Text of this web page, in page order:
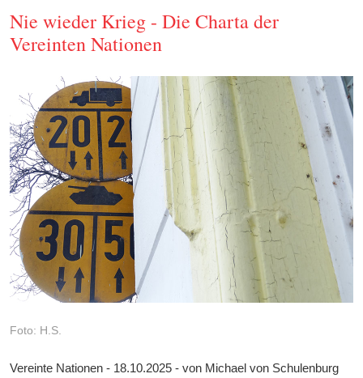
Nie wieder Krieg - Die Charta der
Vereinten Nationen
Foto: H.S.
Vereinte Nationen - 18.10.2025 - von Michael von Schulenburg